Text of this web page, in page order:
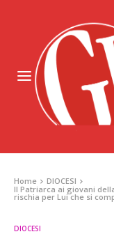
Home
DIOCESI
Il Patriarca ai giovani
rischia per Lui che si
DIOCESI